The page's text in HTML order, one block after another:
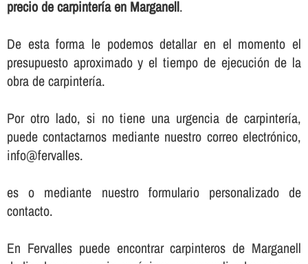
precio de carpinterí­a en Marganell.
De esta forma le podemos detallar en el momento el
presupuesto aproximado y el tiempo de ejecución de la
obra de carpinterí­a.
Por otro lado, si no tiene una urgencia de carpinterí­a,
puede contactarnos mediante nuestro correo electrónico,
info@fervalles.
es o mediante nuestro formulario personalizado de
contacto.
En Fervalles puede encontrar carpinteros de Marganell